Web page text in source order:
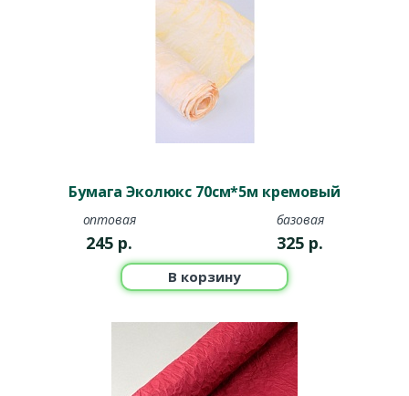
Бумага Эколюкс 70см*5м кремовый
оптовая
245 р.
базовая
325 р.
В корзину